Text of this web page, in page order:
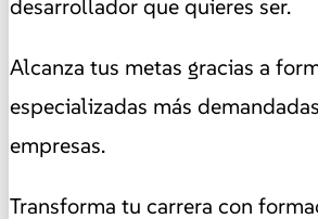
desarrollador que quieres ser.
Alcanza tus metas gracias a
especializadas más
empresas.
Transforma tu carrera con